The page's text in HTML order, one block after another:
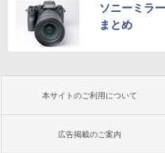
ソニーミラ
まとめ
本サイトのご利用について
広告掲載のご案内